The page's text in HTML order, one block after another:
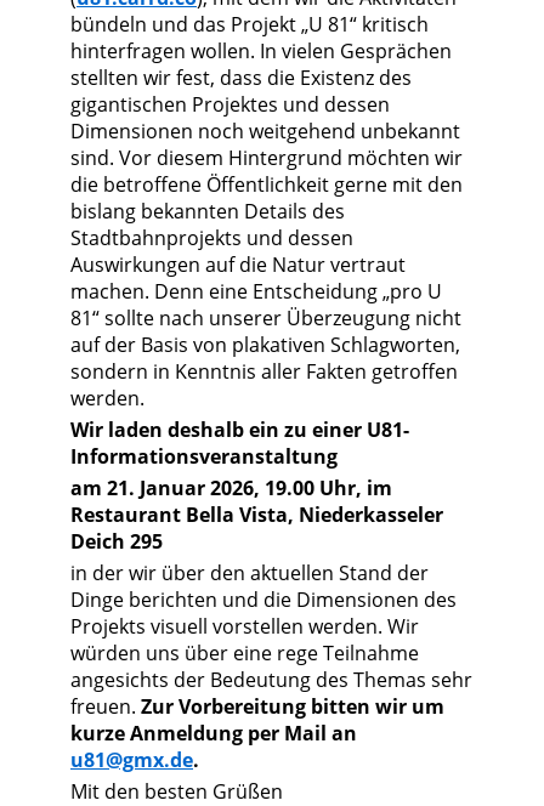
bündeln und das Projekt „U 81“ kritisch
hinterfragen wollen. In vielen Gesprächen
stellten wir fest, dass die Existenz des
gigantischen Projektes und dessen
Dimensionen noch weitgehend unbekannt
sind. Vor diesem Hintergrund möchten wir
die betroffene Öffentlichkeit gerne mit den
bislang bekannten Details des
Stadtbahnprojekts und dessen
Auswirkungen auf die Natur vertraut
machen. Denn eine Entscheidung „pro U
81“ sollte nach unserer Überzeugung nicht
auf der Basis von plakativen Schlagworten,
sondern in Kenntnis aller Fakten getroffen
werden.
Wir laden deshalb ein zu einer U81-
Informationsveranstaltung
am 21. Januar 2026, 19.00 Uhr, im
Restaurant Bella Vista, Niederkasseler
Deich 295
in der wir über den aktuellen Stand der
Dinge berichten und die Dimensionen des
Projekts visuell vorstellen werden. Wir
würden uns über eine rege Teilnahme
angesichts der Bedeutung des Themas sehr
freuen. Zur Vorbereitung bitten wir um
kurze Anmeldung per Mail an
u81@gmx.de.
Mit den besten Grüßen